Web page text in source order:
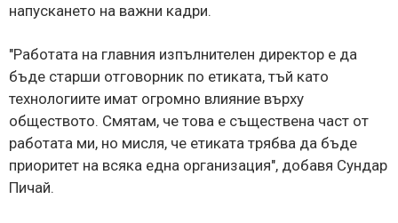
напускането на важни кадри.
"Работата на главния изпълнителен директор е да
бъде старши отговорник по етиката, тъй като
технологиите имат огромно влияние върху
обществото. Смятам, че това е съществена част от
работата ми, но мисля, че етиката трябва да бъде
приоритет на всяка една организация", добавя Сундар
Пичай.